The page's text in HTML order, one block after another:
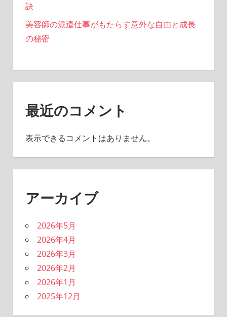
訣
美容師の派遣仕事がもたらす意外な自由と成長
の秘密
最近のコメント
表示できるコメントはありません。
アーカイブ
2026年5月
2026年4月
2026年3月
2026年2月
2026年1月
2025年12月